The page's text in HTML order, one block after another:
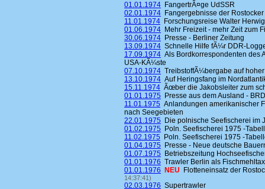
01.01.1974 FangertrÃ¤ge UdSSR
02.01.1974 Fangergebnisse der
11.01.1974 Forschungsreise Walter
01.06.1974 Mehr Freizeit - mehr Zeit zum
30.06.1974 Presse - Berliner Zeitung
13.09.1974 Schnelle Hilfe fÃ¼r DDR-
17.09.1974 Als Bordkorrespondenten des
USA-KÃ¼ste
07.10.1974 TreibstoffÃ¼bergabe auf
13.10.1974 Auf Heringsfang im
15.11.1974 Ãœber die Jakobsleiter zum
01.01.1975 Presse aus dem Ausland - BRD
11.01.1975 Anlandungen amerikanischer
nach Seegebieten
22.01.1975 Die polnische Seefischerei im
01.02.1975 Poln. Seefischerei 1975 -
11.02.1975 Poln. Seefischerei 1975 -
01.04.1975 Presse - Neue deutsche
01.07.1975 Betriebszeitung
01.01.1976 Trawler Berlin als
01.01.1976
NEU Flotteneinsatz der
14:37:41)
02.03.1976 Supertrawler